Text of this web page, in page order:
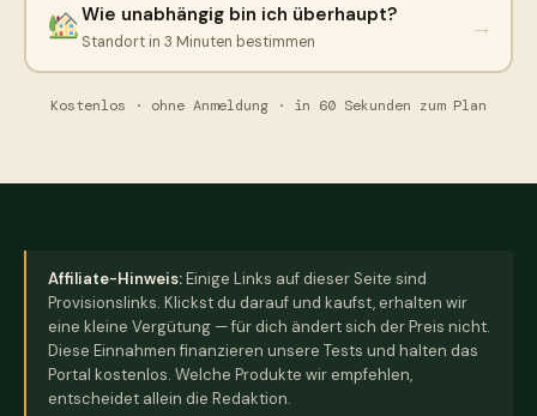
Wie unabhängig bin ich überhaupt?
Standort in 3 Minuten bestimmen
→
Kostenlos · ohne Anmeldung · in 60 Sekunden zum Plan
Affiliate-Hinweis:Einige Links auf dieser Seite sind
Provisionslinks. Klickst du darauf und kaufst, erhalten wir
eine kleine Vergütung — für dich ändert sich der Preis nicht.
Diese Einnahmen finanzieren unsere Tests und halten das
Portal kostenlos. Welche Produkte wir empfehlen,
entscheidet allein die Redaktion.